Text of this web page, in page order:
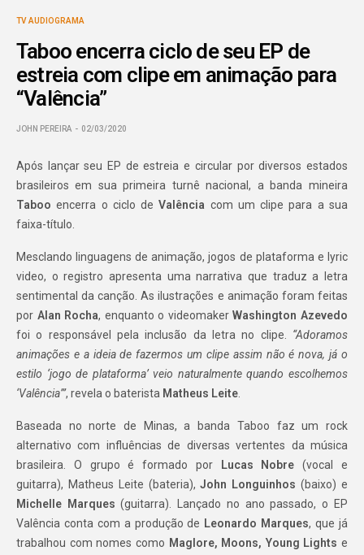
TV AUDIOGRAMA
Taboo encerra ciclo de seu EP de
estreia com clipe em animação para
“Valência”
JOHN PEREIRA 02/03/2020
Após lançar seu EP de estreia e circular por diversos estados
brasileiros em sua primeira turnê nacional, a banda mineira
Taboo encerra o ciclo deValência com um clipe para a sua
faixa-título.
Mesclando linguagens de animação, jogos de plataforma e lyric
video, o registro apresenta uma narrativa que traduz a letra
sentimental da canção. As ilustrações e animação foram feitas
por Alan Rocha, enquanto o videomakerWashington Azevedo
foi o responsável pela inclusão da letra no clipe. “Adoramos
animações e a ideia de fazermos um clipe assim não é nova, já o
estilo ‘jogo de plataforma’ veio naturalmente quando escolhemos
‘Valência’”, revela o baterista Matheus Leite.
Baseada no norte de Minas, a banda Taboo faz um rock
alternativo com influências de diversas vertentes da música
brasileira. O grupo é formado por
Lucas Nobre (vocal e
guitarra), Matheus Leite (bateria),John Longuinhos (baixo) e
Michelle Marques (guitarra). Lançado no ano passado, o EP
Valência conta com a produção de Leonardo Marques, que já
trabalhou com nomes como Maglore, Moons, Young Lights e